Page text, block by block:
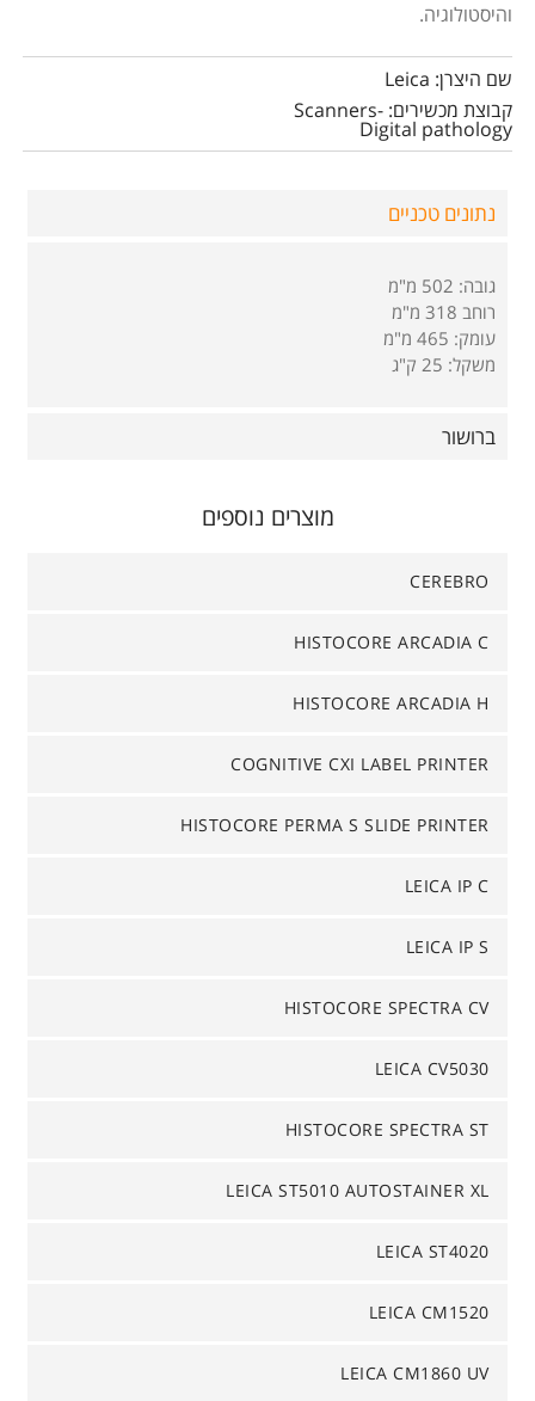
והיסטולוגיה.
שם היצרן: Leica
קבוצת מכשירים: Scanners-
Digital pathology
נתונים טכניים
גובה: 502 מ"מ
רוחב 318 מ"מ
עומק: 465 מ"מ
משקל: 25 ק"ג
ברושור
מוצרים נוספים
CEREBRO
HISTOCORE ARCADIA C
HISTOCORE ARCADIA H
COGNITIVE CXI LABEL PRINTER
HISTOCORE PERMA S SLIDE PRINTER
LEICA IP C
LEICA IP S
HISTOCORE SPECTRA CV
LEICA CV5030
HISTOCORE SPECTRA ST
LEICA ST5010 AUTOSTAINER XL
LEICA ST4020
LEICA CM1520
LEICA CM1860 UV